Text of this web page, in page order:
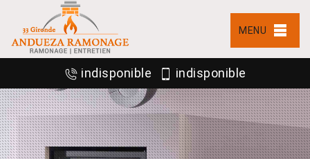
MENU
indisponible indisponible